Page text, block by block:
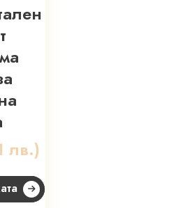
лв.)